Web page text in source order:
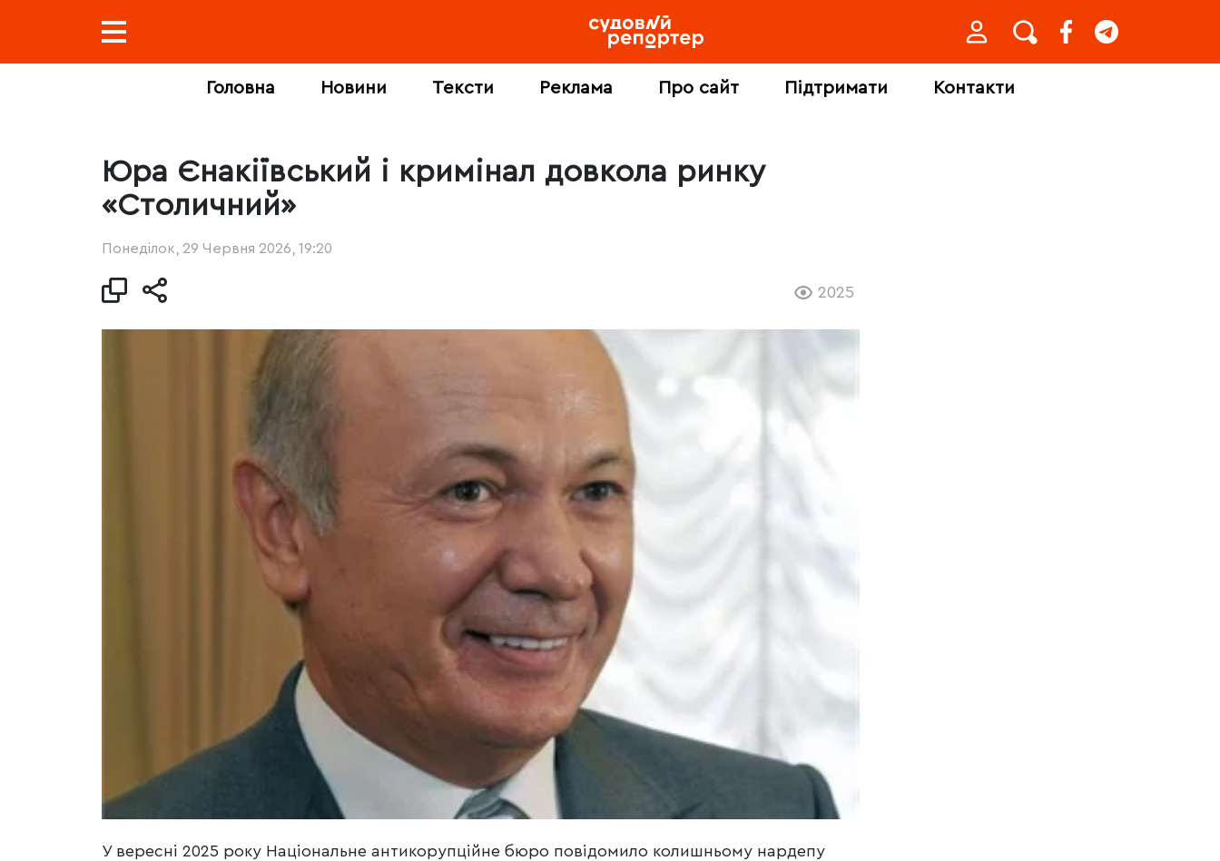
Головна Новини Тексти Реклама Про сайт Підтримати Контакти
Юра Єнакіївський і кримінал довкола ринку
«Столичний»
Понеділок, 29 Червня 2026, 19:20
2025
У вересні 2025 року Національне антикорупційне бюро повідомило колишньому нардепу